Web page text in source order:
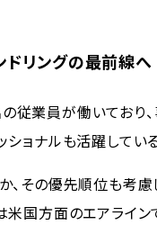
ドリングの最前線へ
従業員が働いており
ョナルも活躍している
その優先順位も考慮
米国方面のエアライ